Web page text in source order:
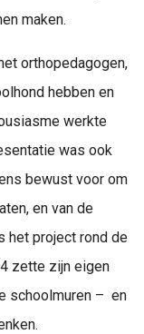
maken.
orthopedagogen,
hebben en
werkte
was ook
bewust voor om
en van de
het project rond de
zette zijn eigen
schoolmuren – en